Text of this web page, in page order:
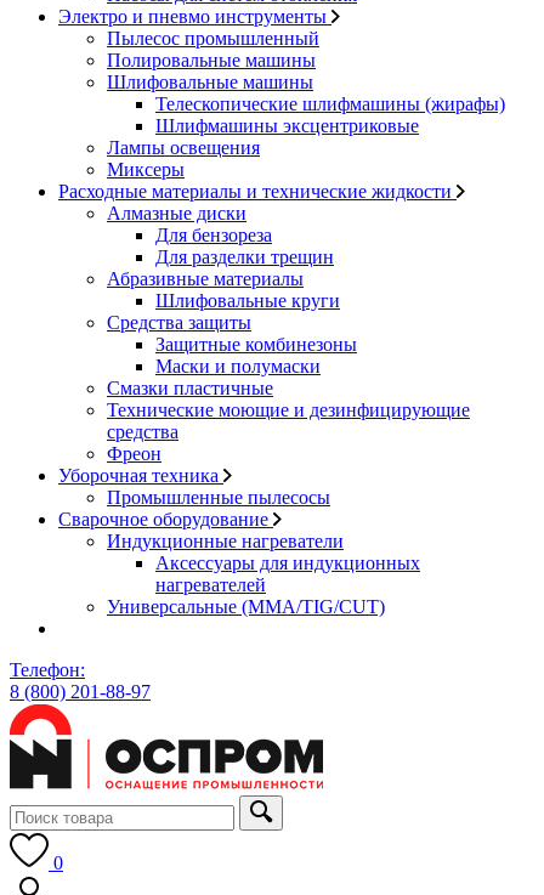
Электро и пневмо инструменты
Пылесос промышленный
Полировальные машины
Шлифовальные машины
Телескопические шлифмашины (жирафы)
Шлифмашины эксцентриковые
Лампы освещения
Миксеры
Расходные материалы и технические жидкости
Алмазные диски
Для бензореза
Для разделки трещин
Абразивные материалы
Шлифовальные круги
Средства защиты
Защитные комбинезоны
Маски и полумаски
Смазки пластичные
Технические моющие и дезинфицирующие
средства
Фреон
Уборочная техника
Промышленные пылесосы
Сварочное оборудование
Индукционные нагреватели
Аксессуары для индукционных
нагревателей
Универсальные (MMA/TIG/CUT)
Телефон:
8 (800) 201-88-97
0